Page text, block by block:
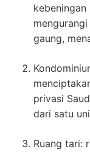
gaung,
privasi
dari satu
Ruang tari: